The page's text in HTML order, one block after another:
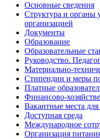
Основные сведения
Структура и органы
организацией
Документы
Образование
Образовательные
Руководство.
Материально-
Стипендии и меры
Платные
Финансово-
Вакантные места
Доступная среда
Международное
Организация